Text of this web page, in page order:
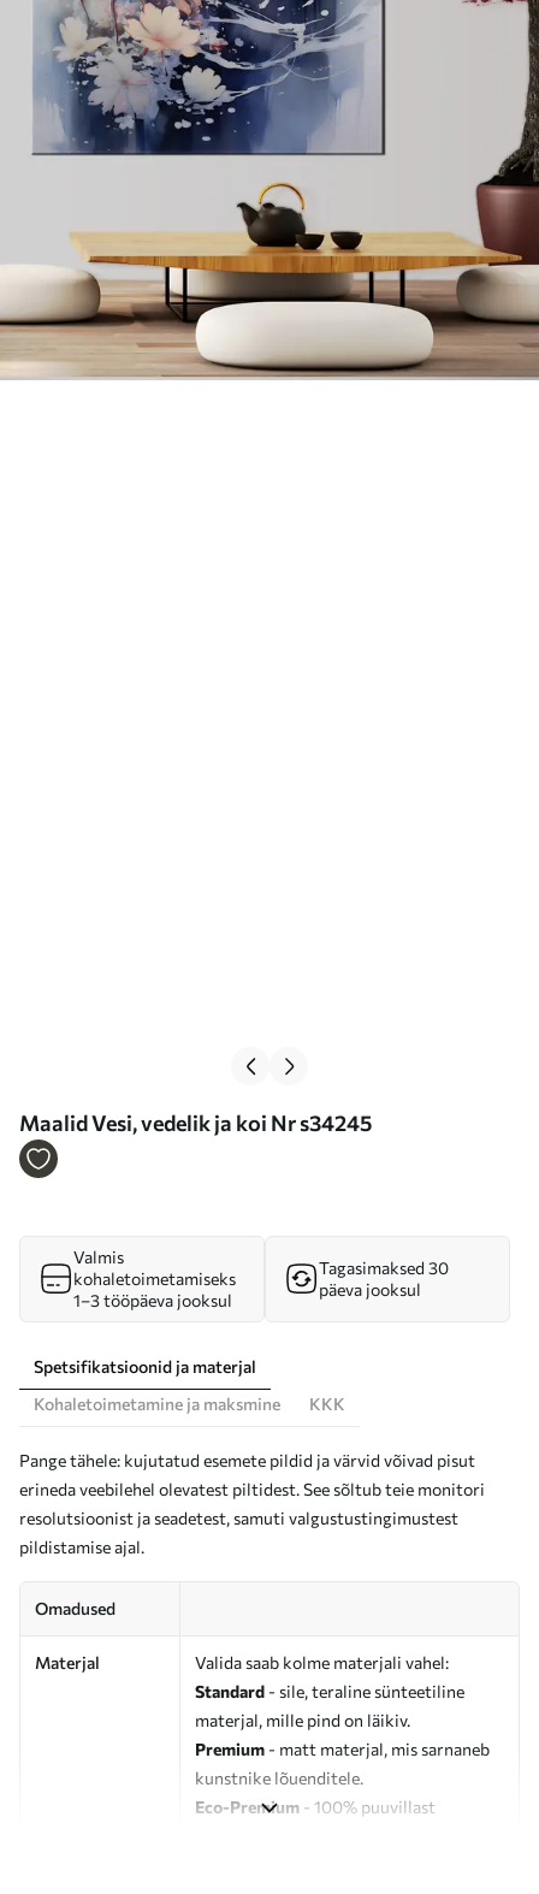
Maalid Vesi, vedelik ja koi Nr s34245
Valmis
kohaletoimetamiseks
1–3 tööpäeva jooksul
Tagasimaksed 30
päeva jooksul
Spetsifikatsioonid ja materjal
Kohaletoimetamine ja maksmine
KKK
Pange tähele: kujutatud esemete pildid ja värvid võivad pisut
erineda veebilehel olevatest piltidest. See sõltub teie monitori
resolutsioonist ja seadetest, samuti valgustustingimustest
pildistamise ajal.
Omadused
Materjal
Valida saab kolme materjali vahel:
Standard - sile, teraline sünteetiline
materjal, mille pind on läikiv.
Premium - matt materjal, mis sarnaneb
kunstnike lõuenditele.
Eco-Premium - 100% puuvillast